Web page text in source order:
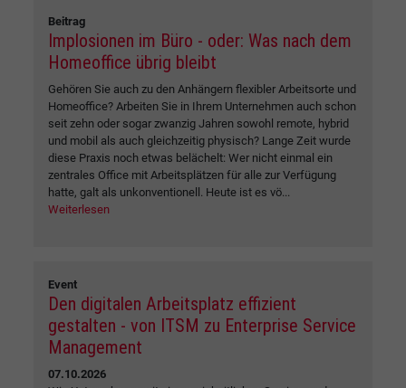
Beitrag
Implosionen im Büro - oder: Was nach dem
Homeoffice übrig bleibt
Gehören Sie auch zu den Anhängern flexibler Arbeitsorte und
Homeoffice? Arbeiten Sie in Ihrem Unternehmen auch schon
seit zehn oder sogar zwanzig Jahren sowohl remote, hybrid
und mobil als auch gleichzeitig physisch? Lange Zeit wurde
diese Praxis noch etwas belächelt: Wer nicht einmal ein
zentrales Office mit Arbeitsplätzen für alle zur Verfügung
hatte, galt als unkonventionell. Heute ist es vö...
Weiterlesen
Event
Den digitalen Arbeitsplatz effizient
gestalten - von ITSM zu Enterprise Service
Management
07.10.2026